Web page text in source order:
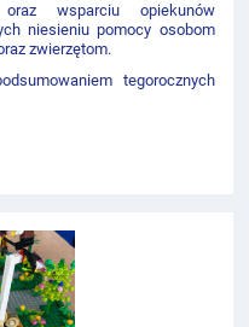
wsparciu opiekunów
niesieniu pomocy osobom
zwierzętom.
tegorocznych